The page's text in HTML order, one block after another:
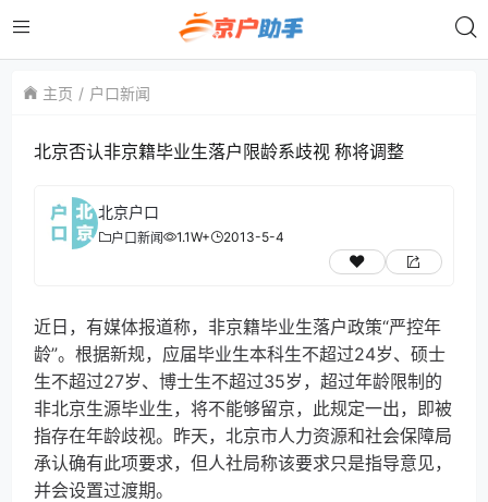
主页 户口新闻
北京否认非京籍毕业生落户限龄系歧视 称将调整
北京户口
户口新闻 1.1W+ 2013-5-4
近日，有媒体报道称，非京籍毕业生落户政策“严控年
龄”。根据新规，应届毕业生本科生不超过24岁、硕士
生不超过27岁、博士生不超过35岁，超过年龄限制的
非北京生源毕业生，将不能够留京，此规定一出，即被
指存在年龄歧视。昨天，北京市人力资源和社会保障局
承认确有此项要求，但人社局称该要求只是指导意见，
并会设置过渡期。